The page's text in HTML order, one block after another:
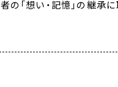
「想い・記憶」の継承